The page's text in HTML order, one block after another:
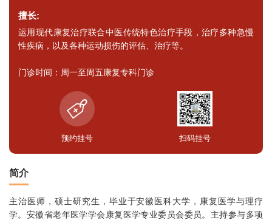
擅长:
运用现代康复治疗联合中医传统特色治疗手段，治疗多种急慢
性疾病，以及各种运动损伤的评估、治疗等。
门诊时间：周一至周五康复专科门诊
预约挂号 扫码挂号
简介
主治医师，硕士研究生，毕业于安徽医科大学，康复医学与理疗
学。安徽省老年医学学会康复医学专业委员会委员。主持参与多项